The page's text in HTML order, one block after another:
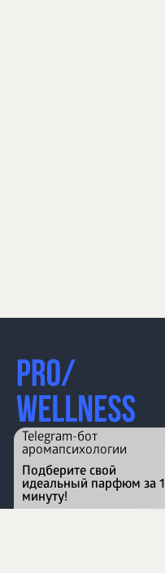
Перейти на сайт
Telegram-бот
аромапсихологии
Подберите свой
идеальный парфюм за 1
минуту!